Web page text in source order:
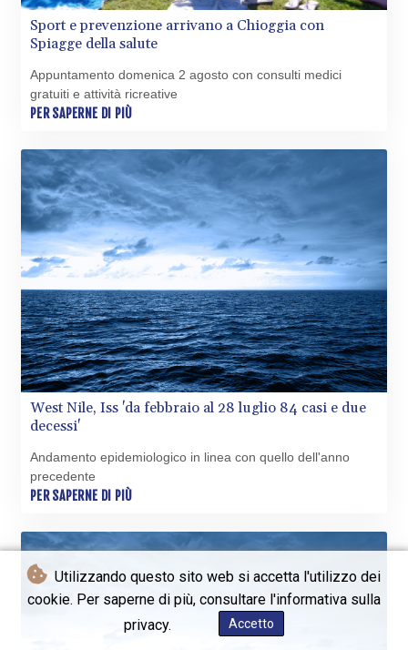
Utilizzando questo sito web si accetta l'utilizzo dei
cookie. Per saperne di più, consultare l'informativa sulla
privacy.
Accetto
Sport e prevenzione arrivano a Chioggia con
Spiagge della salute
Appuntamento domenica 2 agosto con consulti medici
gratuiti e attività ricreative
PER SAPERNE DI PIÙ
West Nile, Iss 'da febbraio al 28 luglio 84 casi e due
decessi'
Andamento epidemiologico in linea con quello dell'anno
precedente
PER SAPERNE DI PIÙ